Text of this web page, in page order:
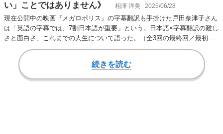
い」ことではありません》
相澤 洋美 2025/06/28
現在公開中の映画『メガロポリス』の字幕翻訳も手掛けた戸田奈津子さん
は「英語の字幕では、7割日本語が重要」という。日本語×字幕翻訳の難し
さと面白さ、これまでの人生について語った。（全3回の最終回／最初か
ら読む、もっと…
続きを読む